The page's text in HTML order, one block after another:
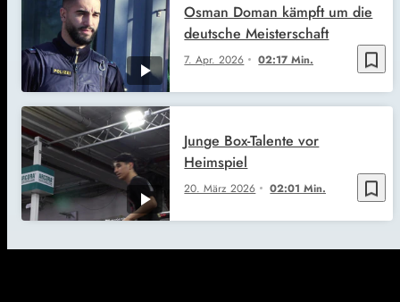
bookmark_border
7. Apr. 2026 02:17 Min.
Osman Doman kämpft um die
deutsche Meisterschaft
bookmark_border
20. März 2026 02:01 Min.
Junge Box-Talente vor
Heimspiel